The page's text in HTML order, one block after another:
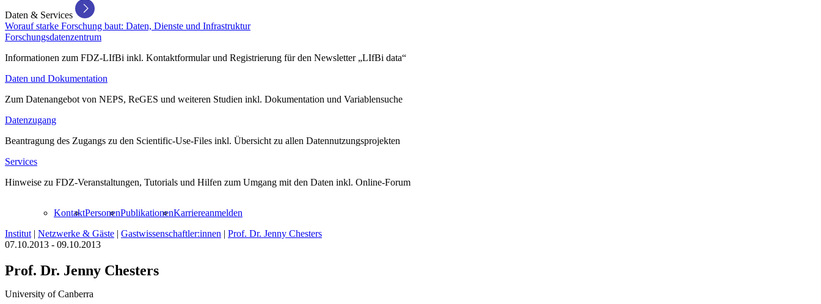
Daten & Services
Worauf starke Forschung baut: Daten, Dienste und Infrastruktur
Forschungsdatenzentrum
Informationen zum FDZ-LIfBi inkl. Kontaktformular und Registrierung für den Newsletter „LIfBi data“
Daten und Dokumentation
Zum Datenangebot von NEPS, ReGES und weiteren Studien inkl. Dokumentation und Variablensuche
Datenzugang
Beantragung des Zugangs zu den Scientific-Use-Files inkl. Übersicht zu allen Datennutzungsprojekten
Services
Hinweise zu FDZ-Veranstaltungen, Tutorials und Hilfen zum Umgang mit den Daten inkl. Online-Forum
KontaktPersonenPublikationenKarriereanmelden
Institut | Netzwerke & Gäste | Gastwissenschaftler:innen | Prof. Dr. Jenny Chesters
07.10.2013 - 09.10.2013
Prof. Dr. Jenny Chesters
University of Canberra